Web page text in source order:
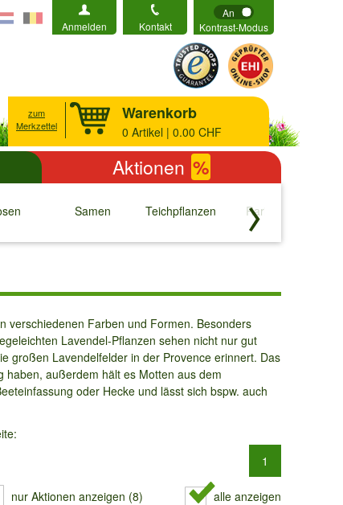
Anmelden Kontakt
An
Kontrast-Modus
zum
Merkzettel
Warenkorb
0 Artikel | 0.00 CHF
Aktionen %
Samen
↓
Teichpflanzen
↓
Raritäten
↓
verschiedenen Farben und Formen. Besonders
Lavendel-Pflanzen sehen nicht nur gut
großen Lavendelfelder in der Provence erinnert. Das
haben, außerdem hält es Motten aus dem
oder Hecke und lässt sich bspw. auch
1
nur Aktionen anzeigen (8) alle anzeigen